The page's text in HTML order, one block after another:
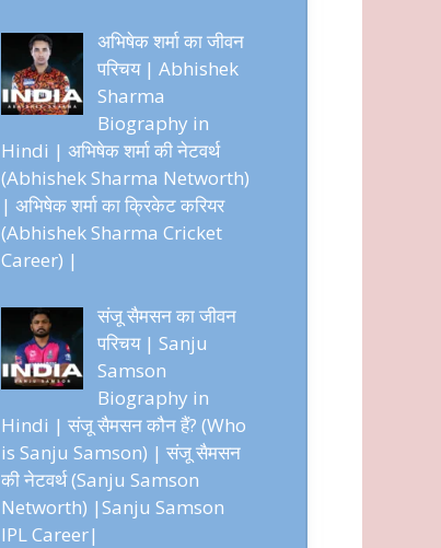
अभिषेक शर्मा का जीवन
परिचय | Abhishek
Sharma
Biography in
Hindi | अभिषेक शर्मा की नेटवर्थ
(Abhishek Sharma Networth)
| अभिषेक शर्मा का क्रिकेट करियर
(Abhishek Sharma Cricket
Career) |
संजू सैमसन का जीवन
परिचय | Sanju
Samson
Biography in
Hindi | संजू सैमसन कौन हैं? (Who
is Sanju Samson) | संजू सैमसन
की नेटवर्थ (Sanju Samson
Networth) |Sanju Samson
IPL Career|